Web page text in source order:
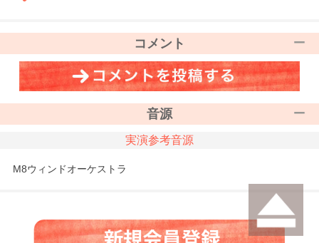
コメント
音源
実演参考音源
M8ウィンドオーケストラ